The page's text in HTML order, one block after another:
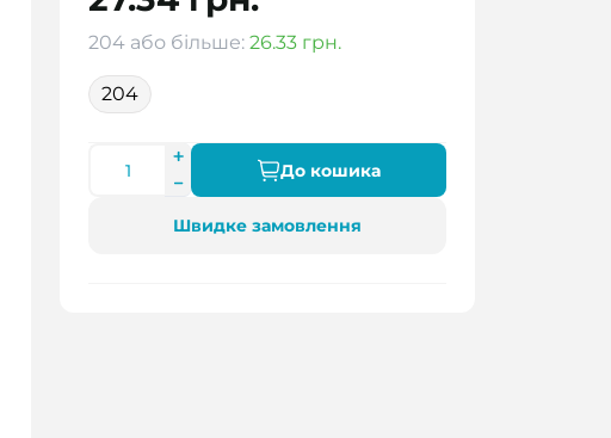
204 або більше: 26.33 грн.
204
До кошика
Швидке замовлення